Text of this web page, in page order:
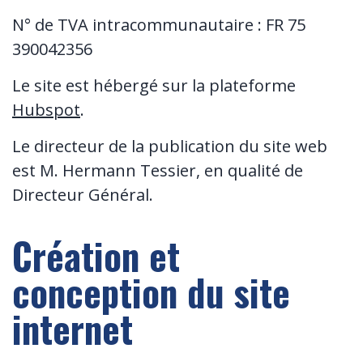
N° de TVA intracommunautaire : FR 75
390042356
Le site est hébergé sur la plateforme
Hubspot.
Le directeur de la publication du site web
est M. Hermann Tessier, en qualité de
Directeur Général.
Création et
conception du site
internet